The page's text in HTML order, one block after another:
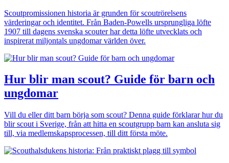
Scoutpromissionen historia är grunden för scoutrörelsens
värderingar och identitet. Från Baden-Powells ursprungliga löfte
1907 till dagens svenska scouter har detta löfte utvecklats och
inspirerat miljontals ungdomar världen över.
Hur blir man scout? Guide för barn och
ungdomar
Vill du eller ditt barn börja som scout? Denna guide förklarar hur du
blir scout i Sverige, från att hitta en scoutgrupp barn kan ansluta sig
till, via medlemskapsprocessen, till ditt första möte.